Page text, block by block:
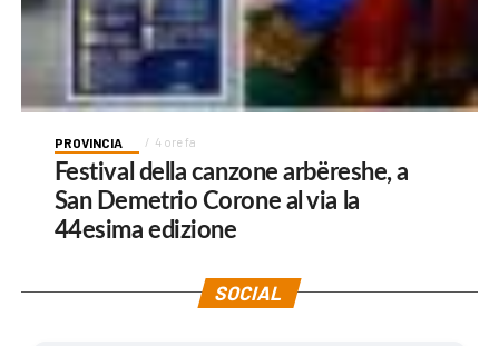
PROVINCIA 4 ore fa
Festival della canzone arbëreshe, a
San Demetrio Corone al via la
44esima edizione
SOCIAL